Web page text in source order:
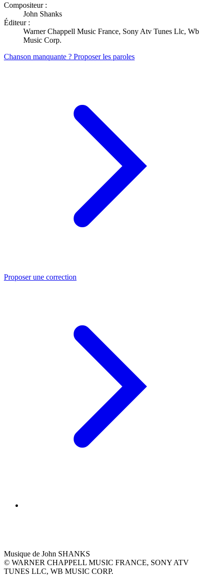
Compositeur :
John Shanks
Éditeur :
Warner Chappell Music France, Sony Atv Tunes Llc, Wb
Music Corp.
Chanson manquante ? Proposer les paroles
Proposer une correction
Musique de John SHANKS
© WARNER CHAPPELL MUSIC FRANCE, SONY ATV
TUNES LLC, WB MUSIC CORP.